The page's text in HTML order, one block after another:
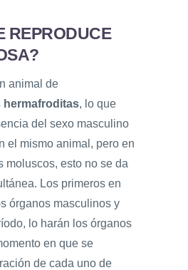
REPRODUCE
animal de
hermafroditas, lo que
del sexo masculino
el mismo animal, pero en
moluscos, esto no se da
Los primeros en
órganos masculinos y
lo harán los órganos
en que se
de cada uno de